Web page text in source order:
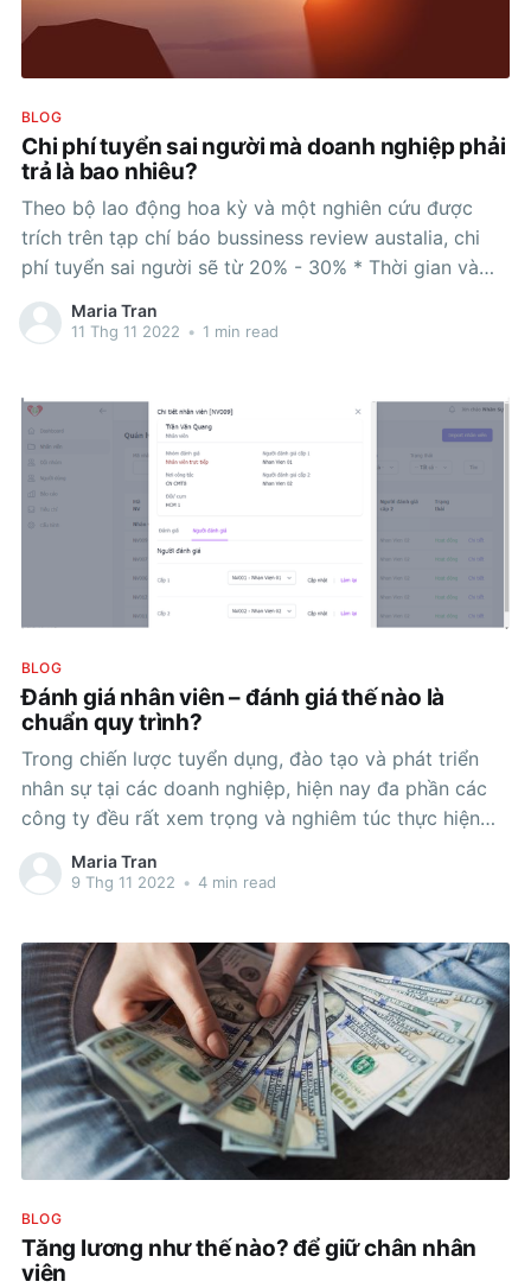
BLOG
Chi phí tuyển sai người mà doanh nghiệp phải
trả là bao nhiêu?
Theo bộ lao động hoa kỳ và một nghiên cứu được
trích trên tạp chí báo bussiness review austalia, chi
phí tuyển sai người sẽ từ 20% - 30% * Thời gian và
chi phí tuyển dụng, đào tạo * Lương và các quyền lợi
Maria Tran
11 Thg 11 2022 • 1 min read
BLOG
Đánh giá nhân viên – đánh giá thế nào là
chuẩn quy trình?
Trong chiến lược tuyển dụng, đào tạo và phát triển
nhân sự tại các doanh nghiệp, hiện nay đa phần các
công ty đều rất xem trọng và nghiêm túc thực hiện
việc đánh giá nhân viên. Cũng từ đó mà có nhiều hình
thức đánh giá nhân viên đang
Maria Tran
9 Thg 11 2022 • 4 min read
BLOG
Tăng lương như thế nào? để giữ chân nhân
viên